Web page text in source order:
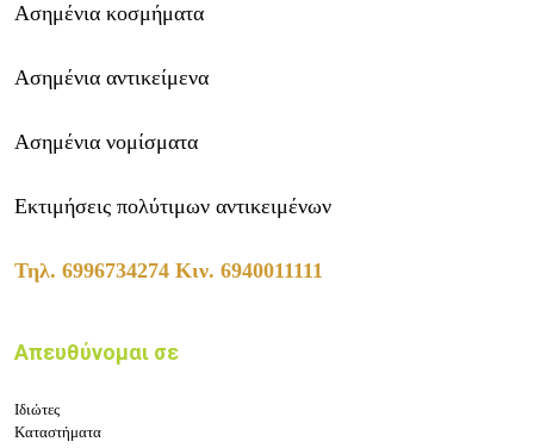
Ασημένια κοσμήματα
Ασημένια αντικείμενα
Ασημένια νομίσματα
Εκτιμήσεις πολύτιμων αντικειμένων
Τηλ. 6996734274 Κιν. 6940011111
Απευθύνομαι σε
Ιδιώτες
Καταστήματα